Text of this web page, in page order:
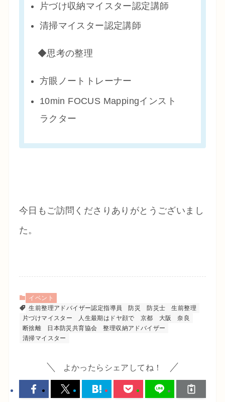
片づけ収納マイスター認定講師
清掃マイスター認定講師
◆思考の整理
方眼ノートトレーナー
10min FOCUS Mappingインスト
ラクター
今日もご訪問くださりありがとうございまし
た。
イベント
生前整理アドバイザー認定指導員
防災 防災士
生前整理
片づけマイスター
人生最期はドヤ顔で 京都 大阪
奈良
断捨離
日本防災共育協会
整理収納アドバイザー
清掃マイスター
よかったらシェアしてね！